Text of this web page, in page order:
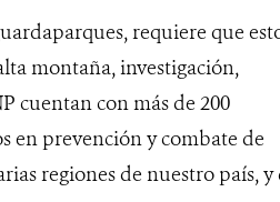
requiere que
montaña, investigación,
cuentan con más de 200
en prevención y combate de
regiones de nuestro país, y